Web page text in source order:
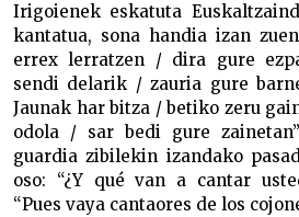
Irigoienek eskatuta
kantatua, sona handia izan
errex lerratzen / dira gure
sendi delarik / zauria gure
Jaunak har bitza / betiko zeru
odola / sar bedi gure
guardia zibilekin izandako
oso: “¿Y qué van a cantar
“Pues vaya cantaores de los